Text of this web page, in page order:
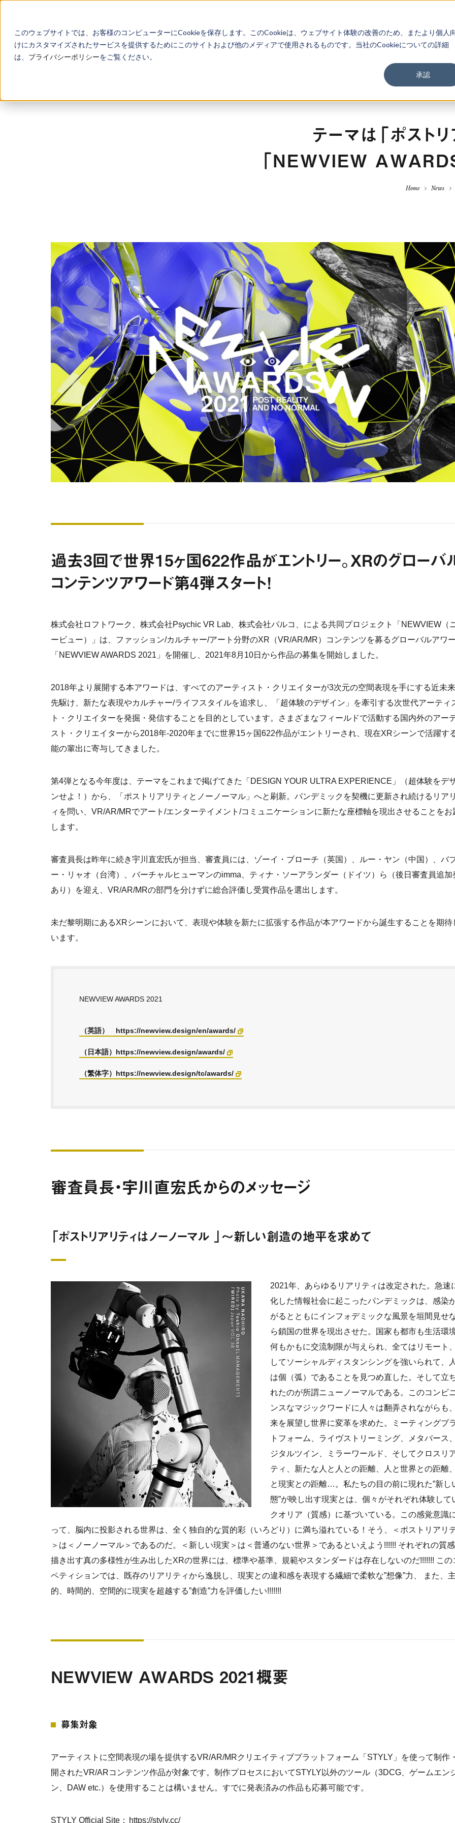
このウェブサイトでは、お客様のコンピューターにCookieを保存します。このCookieは、ウェブサイト体験の改善のため、またより個人
けにカスタマイズされたサービスを提供するためにこのサイトおよび他のメディアで使用されるものです。当社のCookieについての詳細
は、 プライバシーポリシーをご覧ください。
承認
About Service Work Findings
テーマは「ポスト
「NEWVIEW
Home News
過去3回で世界15ヶ国622作品がエントリー。XRのグローバ
コンテンツアワード第4弾スタート!
株式会社ロフトワーク、株式会社Psychic VR Lab、株式会社パルコ、による共同プロジェクト「NEWVIEW（
ービュー）」は、ファッション/カルチャー/アート分野のXR（VR/AR/MR）コンテンツを募るグローバルアワ
「NEWVIEW AWARDS 2021」を開催し、2021年8月10日から作品の募集を開始しました。
2018年より展開する本アワードは、すべてのアーティスト・クリエイターが3次元の空間表現を手にする近未
先駆け、新たな表現やカルチャー/ライフスタイルを追求し、「超体験のデザイン」を牽引する次世代アーティ
ト・クリエイターを発掘・発信することを目的としています。さまざまなフィールドで活動する国内外のアー
スト・クリエイターから2018年-2020年までに世界15ヶ国622作品がエントリーされ、現在XRシーンで活躍す
能の輩出に寄与してきました。
第4弾となる今年度は、テーマをこれまで掲げてきた「DESIGN YOUR ULTRA EXPERIENCE」（超体験をデ
ンせよ！）から、「ポストリアリティとノーノーマル」へと刷新。パンデミックを契機に更新され続けるリア
ィを問い、VR/AR/MRでアート/エンターテイメント/コミュニケーションに新たな座標軸を現出させることをお
します。
審査員長は昨年に続き宇川直宏氏が担当、審査員には、ゾーイ・ブローチ（英国）、ルー・ヤン（中国）、バ
ー・リャオ（台湾）、バーチャルヒューマンのimma、 ティナ・ソーアランダー（ドイツ）
ら（後日審査員追加
あり）を迎え、VR/AR/MRの部門を分けずに総合評価し受賞作品を選出します。
未だ黎明期にあるXRシーンにおいて、表現や体験を新たに拡張する作品が本アワードから誕生することを期待
います。
NEWVIEW AWARDS 2021
（英語） https://newview.design/en/awards/
（日本語）https://newview.design/awards/
（繁体字）https://newview.design/tc/awards/
審査員長・宇川直宏氏からのメッセージ
「ポストリアリティはノーノーマル 」〜新しい創造の地平を求めて
2021年、あらゆるリアリティは改定された。急速
化した情報社会に起こったパンデミックは、感染
がるとともにインフォデミックな風景を垣間見せ
ら鎖国の世界を現出させた。国家も都市も生活環
何もかもに交流制限が与えられ、全てはリモート
してソーシャルディスタンシングを強いられて、
は個（弧）であることを見つめ直した。そして立
れたのが所謂ニューノーマルである。このコンビ
ンスなマジックワードに人々は翻弄されながらも
来を展望し世界に変革を求めた。ミーティングプ
トフォーム、ライヴストリーミング、メタバース
ジタルツイン、ミラーワールド、そしてクロスリ
ティ、新たな人と人との距離、人と世界との距離
と現実との距離…。私たちの目の前に現れた”新し
態”が映し出す現実とは、個々がそれぞれ体験して
クオリア（質感）に基づいている。この感覚意識
って、脳内に投影される世界は、全く独自的な質的彩（いろどり）に満ち溢れている！そう、＜ポストリアリ
＞は＜ノーノーマル＞であるのだ。＜新しい現実＞は＜普通のない世界＞であるといえよう!!!!!! それぞれの質
描き出す真の多様性が生み出したXRの世界には、標準や基準、規範やスタンダードは存在しないのだ!!!!!!! この
ペティションでは、既存のリアリティから逸脱し、現実との違和感を表現する繊細で柔軟な”想像”力、 また、
的、時間的、空間的に現実を超越する”創造”力を評価したい!!!!!!!
NEWVIEW AWARDS 2021概要
募集対象
アーティストに空間表現の場を提供するVR/AR/MRクリエイティブプラットフォーム「STYLY」を使って制作
開されたVR/ARコンテンツ作品が対象です。制作プロセスにおいてSTYLY以外のツール（3DCG、ゲームエン
ン、DAW etc.）を使用することは構いません。すでに発表済みの作品も応募可能です。
STYLY Official Site： https://styly.cc/